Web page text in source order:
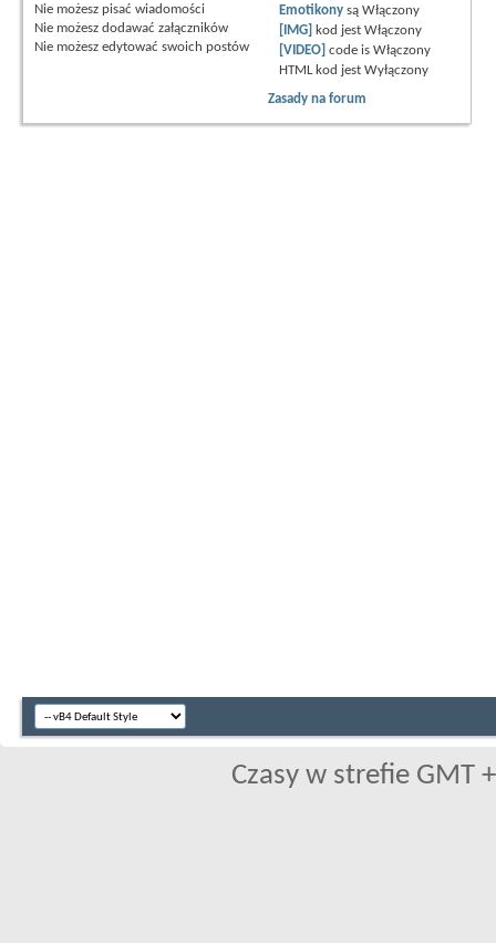
Nie możesz pisać wiadomości
Nie możesz dodawać załączników
Nie możesz edytować swoich postów
Emotikony sąWłączony
[IMG] kod jestWłączony
[VIDEO] code isWłączony
HTML kod jestWyłączony
Zasady na forum
Czasy w strefie GMT